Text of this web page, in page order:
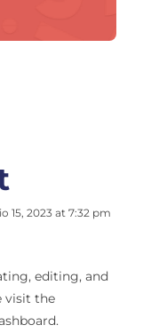
15, 2023 at 7:32 pm
editing, and
visit the